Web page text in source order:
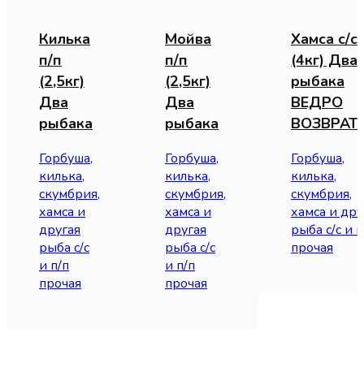
Килька
п/п
(2,5кг)
Два
рыбака
Горбуша,
килька,
скумбрия,
хамса и
другая
рыба с/с
и п/п
прочая
Мойва
п/п
(2,5кг)
Два
рыбака
Горбуша,
килька,
скумбрия,
хамса и
другая
рыба с/с
и п/п
прочая
Хамса с/с
(4кг) Два
рыбака
ВЕДРО
Горбуша,
килька,
скумбрия,
хамса и
рыба с/с и
прочая